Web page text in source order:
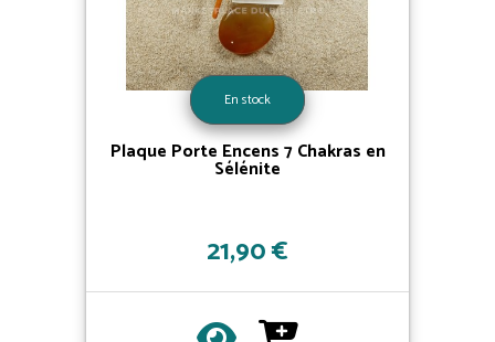
En stock
Plaque Porte Encens 7 Chakras en
Sélénite
21,90 €